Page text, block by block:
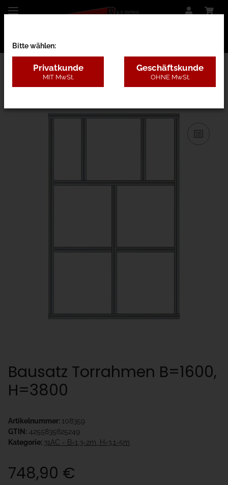
31AC - B=1,3-2m, H=3,1-5m
Bausatz Torrahmen B=1600,
H=3800
Artikelnummer: 108359
GTIN: 4255835625249
Kategorie: 31AC - B=1,3-2m, H=3,1-5m
748,90 €
Bitte wählen:
Privatkunde
MIT MwSt.
Geschäftskunde
OHNE MwSt.